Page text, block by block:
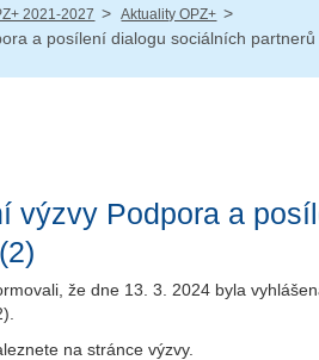
2021-2027 / Aktuality OPZ+ /
a posílení dialogu sociálních partnerů
výzvy Podpora a
že dne 13. 3. 2024 byla
na stránce výzvy.